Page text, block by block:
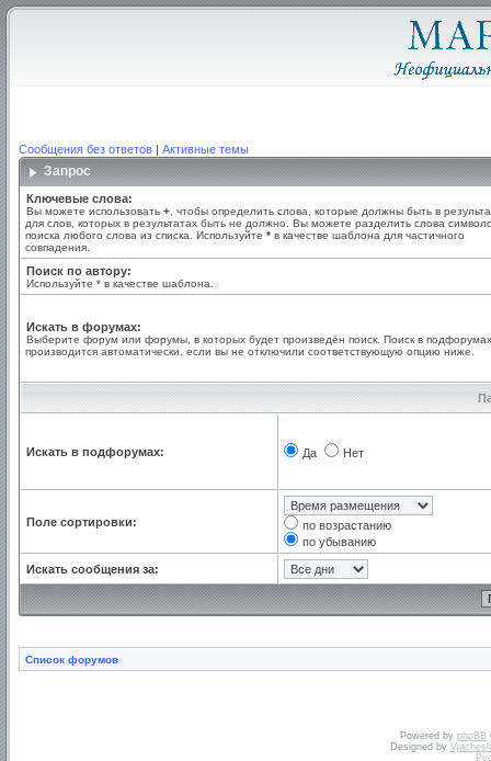
Сообщения без ответов | Активные темы
Запрос
Ключевые слова:
Вы можете использовать + , чтобы определить слова, которые должны быть в
для слов, которых в результатах быть не должно. Вы можете разделить слова
поиска любого слова из списка. Используйте * в качестве шаблона для частичного
совпадения.
Поиск по автору:
Используйте * в качестве шаблона.
Искать в форумах:
Выберите форум или форумы, в которых будет произведён поиск. Поиск в подфорумах
производится автоматически, если вы не отключили соответствующую опцию ниже.
Искать в подфорумах: Да Нет
Поле сортировки:
по возрастанию
по убыванию
Искать сообщения за:
Список форумов
Powered by phpBB
Designed by